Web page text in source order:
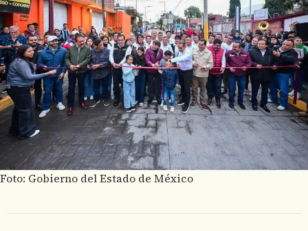
Foto: Gobierno del Estado de México